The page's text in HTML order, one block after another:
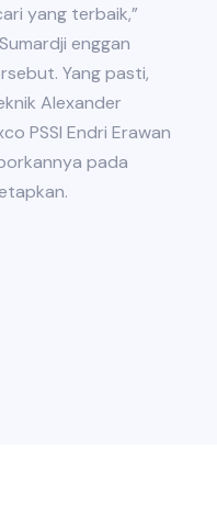
yang terbaik,”
enggan
Yang pasti,
Alexander
PSSI Endri Erawan
pada